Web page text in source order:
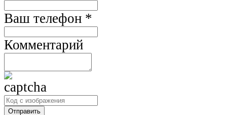
Ваш телефон *
Комментарий